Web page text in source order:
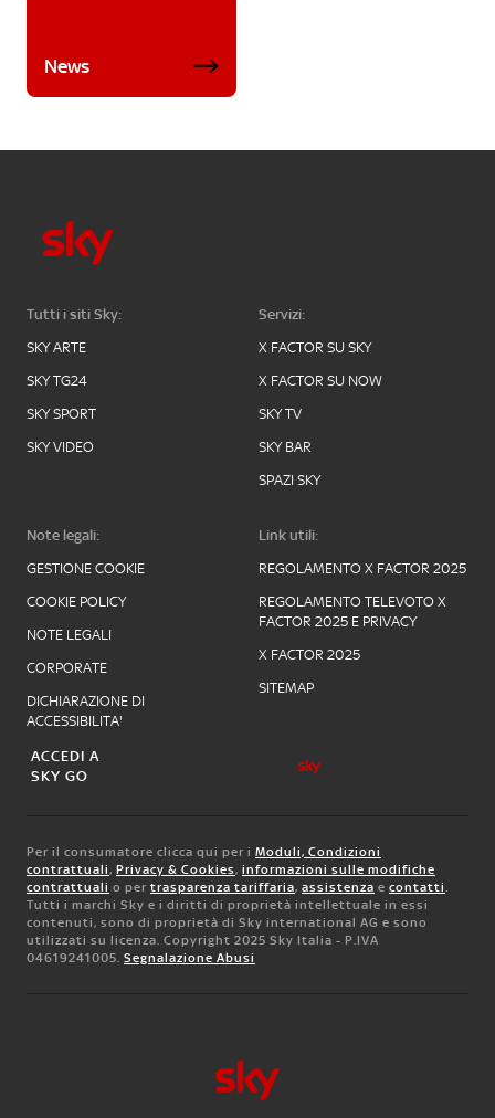
News
Tutti i siti Sky:
SKY ARTE
SKY TG24
SKY SPORT
SKY VIDEO
Servizi:
X FACTOR SU SKY
X FACTOR SU NOW
SKY TV
SKY BAR
SPAZI SKY
Note legali:
GESTIONE COOKIE
COOKIE POLICY
NOTE LEGALI
CORPORATE
DICHIARAZIONE DI
ACCESSIBILITA'
Link utili:
REGOLAMENTO X FACTOR 2025
REGOLAMENTO TELEVOTO X
FACTOR 2025 E PRIVACY
X FACTOR 2025
SITEMAP
ACCEDI A
SKY GO
Per il consumatore clicca qui per i Moduli, Condizioni
contrattuali, Privacy & Cookies, informazioni sulle modifiche
contrattuali o per trasparenza tariffaria, assistenza e contatti.
Tutti i marchi Sky e i diritti di proprietà intellettuale in essi
contenuti, sono di proprietà di Sky international AG e sono
utilizzati su licenza. Copyright 2025 Sky Italia - P.IVA
04619241005. Segnalazione Abusi